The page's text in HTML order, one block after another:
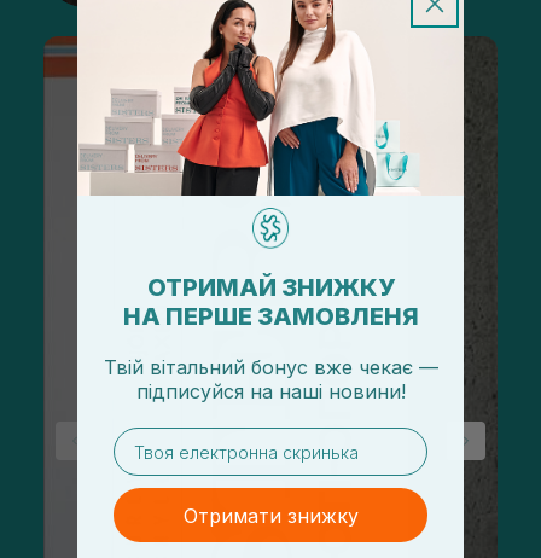
ОТРИМАЙ ЗНИЖКУ
НА ПЕРШЕ ЗАМОВЛЕНЯ
Твій вітальний бонус вже чекає —
підписуйся на наші новини!
email
Отримати знижку